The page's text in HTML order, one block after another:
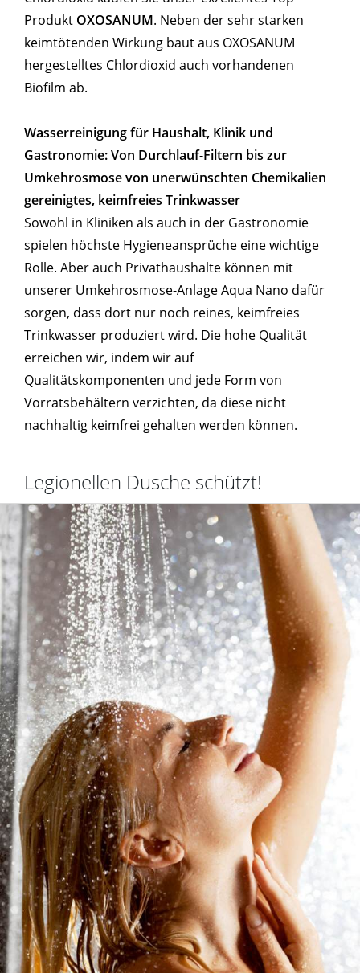
Produkt OXOSANUM. Neben der sehr starken
keimtötenden Wirkung baut aus OXOSANUM
hergestelltes Chlordioxid auch vorhandenen
Biofilm ab.
Wasserreinigung für Haushalt, Klinik und
Gastronomie: Von Durchlauf-Filtern bis zur
Umkehrosmose von unerwünschten Chemikalien
gereinigtes, keimfreies Trinkwasser
Sowohl in Kliniken als auch in der Gastronomie
spielen höchste Hygieneansprüche eine wichtige
Rolle. Aber auch Privathaushalte können mit
unserer Umkehrosmose-Anlage Aqua Nano dafür
sorgen, dass dort nur noch reines, keimfreies
Trinkwasser produziert wird. Die hohe Qualität
erreichen wir, indem wir auf
Qualitätskomponenten und jede Form von
Vorratsbehältern verzichten, da diese nicht
nachhaltig keimfrei gehalten werden können.
Legionellen Dusche schützt!